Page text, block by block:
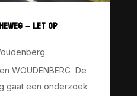
– LET OP
WOUDENBERG De
gaat een onderzoek